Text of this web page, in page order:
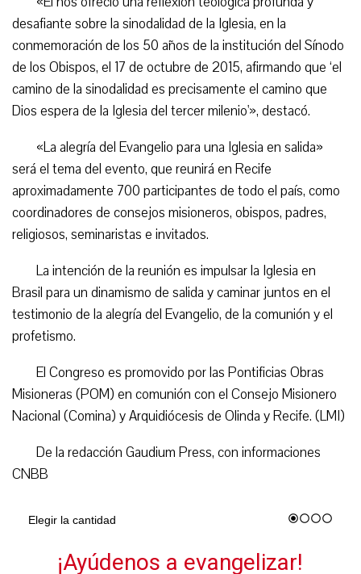
desafiante sobre la sinodalidad de la Iglesia, en la
conmemoración de los 50 años de la institución del Sínodo
de los Obispos, el 17 de octubre de 2015, afirmando que ‘el
camino de la sinodalidad es precisamente el camino que
Dios espera de la Iglesia del tercer milenio'», destacó.
«La alegría del Evangelio para una Iglesia en salida»
será el tema del evento, que reunirá en Recife
aproximadamente 700 participantes de todo el país, como
coordinadores de consejos misioneros, obispos, padres,
religiosos, seminaristas e invitados.
La intención de la reunión es impulsar la Iglesia en
Brasil para un dinamismo de salida y caminar juntos en el
testimonio de la alegría del Evangelio, de la comunión y el
profetismo.
El Congreso es promovido por las Pontificias Obras
Misioneras (POM) en comunión con el Consejo Misionero
Nacional (Comina) y Arquidiócesis de Olinda y Recife. (LMI)
De la redacción Gaudium Press, con informaciones
CNBB